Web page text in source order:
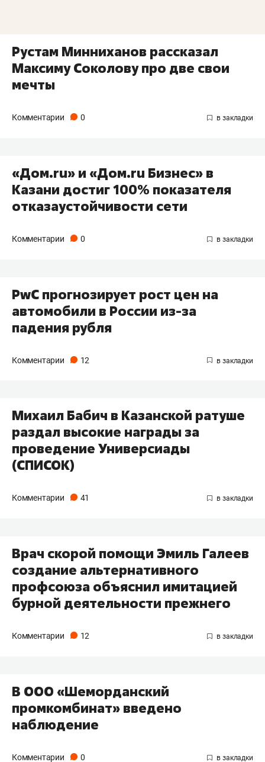
Рустам Минниханов рассказал
Максиму Соколову про две свои
мечты
Комментарии 0
«Дом.ru» и «Дом.ru Бизнес» в
Казани достиг 100% показателя
отказаустойчивости сети
Комментарии 0
PwC прогнозирует рост цен на
автомобили в России из-за
падения рубля
Комментарии 12
Михаил Бабич в Казанской ратуше
раздал высокие награды за
проведение Универсиады
(СПИСОК)
Комментарии 41
Врач скорой помощи Эмиль Галеев
создание альтернативного
профсоюза объяснил имитацией
бурной деятельности прежнего
Комментарии 12
В ООО «Шеморданский
промкомбинат» введено
наблюдение
Комментарии 0